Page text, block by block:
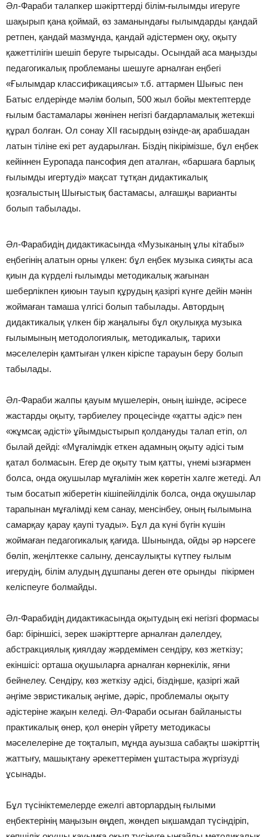
Әл-Фараби талапкер шәкірттерді білім-ғылымды игеруге
шақырып қана қоймай, өз заманындағы ғылымдарды қандай
ретпен, қандай мазмұнда, қандай әдістермен оқу, оқыту
қажеттілігін шешіп беруге тырысады. Осындай аса маңызды
педагогикалық проблеманы шешуге арналған еңбегі
«Ғылымдар классификациясы» т.б. аттармен Шығыс пен
Батыс елдерінде мәлім болып, 500 жыл бойы мектептерде
ғылым бастамалары жөнінен негізгі бағдарламалық жетекші
құрал болған. Ол сонау XІІ ғасырдың өзінде-ақ арабшадан
латын тіліне екі рет аударылған. Біздің пікірімізше, бұл еңбек
кейіннен Еуропада пансофия деп аталған, «баршаға барлық
ғылымды игертуді» мақсат тұтқан дидактикалық
қозғалыстың Шығыстық бастамасы, алғашқы варианты
болып табылады.
Әл-Фарабидің дидактикасында «Музыканың ұлы кітабы»
еңбегінің алатын орны үлкен: бұл еңбек музыка сияқты аса
қиын да күрделі ғылымды методикалық жағынан
шеберлікпен қиюын тауып құрудың қазіргі күнге дейін мәнін
жоймаған тамаша үлгісі болып табылады. Автордың
дидактикалық үлкен бір жаңалығы бұл оқулыққа музыка
ғылымының методологиялық, методикалық, тарихи
мәселелерін қамтыған үлкен кіріспе тарауын беру болып
табылады.
Әл-Фараби жалпы қауым мүшелерін, оның ішінде, әсіресе
жастарды оқыту, тәрбиелеу процесінде «қатты әдіс» пен
«жұмсақ әдісті» ұйымдыстырып қолдануды талап етіп, ол
былай дейді: «Мұғалімдік еткен адамның оқыту әдісі тым
қатал болмасын. Егер де оқыту тым қатты, үнемі ызғармен
болса, онда оқушылар мұғалімін жек көретін халге жетеді. Ал
тым босатып жіберетін кішіпейілділік болса, онда оқушылар
тарапынан мұғалімді кем санау, менсінбеу, оның ғылымына
самарқау қарау қаупі туады». Бұл да күні бүгін күшін
жоймаған педагогикалық қағида. Шынында, ойды әр нәрсеге
бөліп, жеңілтекке салыну, денсаулықты күтпеу ғылым
игерудің, білім алудың дұшпаны деген өте орынды пікірмен
келіспеуге болмайды.
Әл-Фарабидің дидактикасында оқытудың екі негізгі формасы
бар: біріншісі, зерек шәкірттерге арналған дәлелдеу,
абстракциялық қиялдау жәрдемімен сендіру, көз жеткізу;
екіншісі: орташа оқушыларға арналған көрнекілік, яғни
бейнелеу. Сендіру, көз жеткізу әдісі, біздіңше, қазіргі жай
әңгіме эвристикалық әңгіме, дәріс, проблемалы оқыту
әдістеріне жақын келеді. Әл-Фараби осыған байланысты
практикалық өнер, қол өнерін үйрету методикасы
мәселелеріне де тоқталып, мұнда ауызша сабақты шәкірттің
жаттығу, машықтану әрекеттерімен ұштастыра жүргізуді
ұсынады.
Бұл түсініктемелерде ежелгі авторлардың ғылыми
еңбектерінің маңызын өңдеп, жөндеп ықшамдап түсіндіріп,